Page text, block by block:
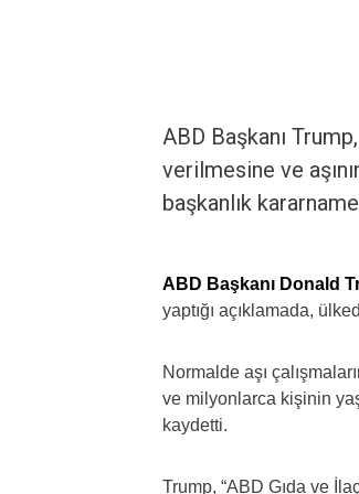
ABD Başkanı
verilmesine ve
başkanlık
ABD Başkanı Donald
yaptığı açıklamada,
Normalde aşı
ve milyonlarca kişinin
kaydetti.
Trump, “ABD Gıda ve